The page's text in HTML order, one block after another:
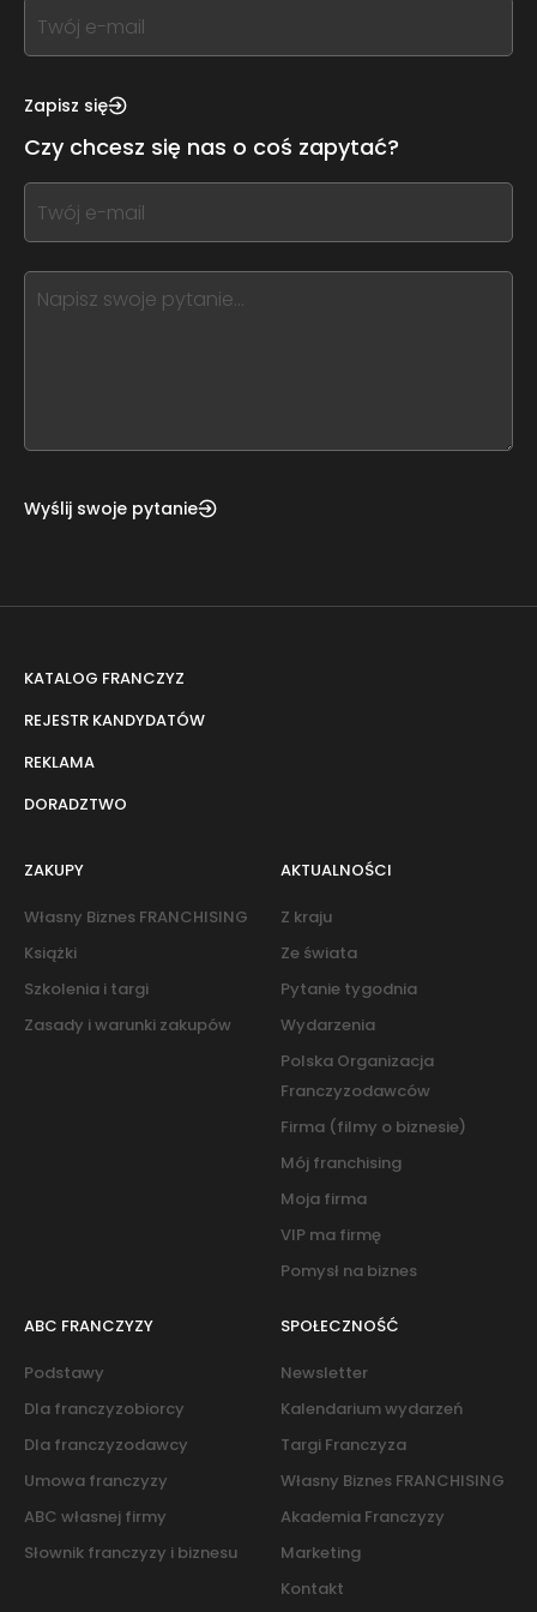
If
you
this,
this
form
field
blank
Zapisz się
Czy chcesz się nas o coś zapytać?
If
you
this,
leave
Wyślij swoje pytanie
KATALOG FRANCZYZ
REJESTR KANDYDATÓW
REKLAMA
DORADZTWO
ZAKUPY
Własny Biznes FRANCHISING
Książki
Szkolenia i targi
Zasady i warunki zakupów
AKTUALNOŚCI
Z kraju
Ze świata
Pytanie tygodnia
Wydarzenia
Polska Organizacja
Franczyzodawców
Firma (filmy o biznesie)
Mój franchising
Moja firma
VIP ma firmę
Pomysł na biznes
ABC FRANCZYZY
Podstawy
Dla franczyzobiorcy
Dla franczyzodawcy
Umowa franczyzy
ABC własnej firmy
Słownik franczyzy i biznesu
SPOŁECZNOŚĆ
Newsletter
Kalendarium wydarzeń
Targi Franczyza
Własny Biznes FRANCHISING
Akademia Franczyzy
Marketing
Kontakt